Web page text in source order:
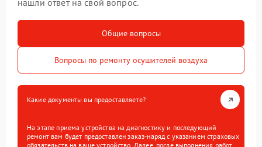
нашли ответ на свой вопрос.
Общие вопросы
Вопросы по ремонту осушителей воздуха
Какие документы вы предоставляете?
На этапе приема устройства на диагностику и последующий
ремонт вам будет предоставлен заказ-наряд с указанием страховых
обязательств на ваше устройство. Далее, после выполнения работ